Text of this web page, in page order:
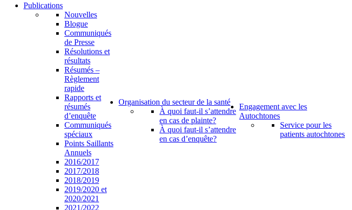
Publications
Nouvelles
Blogue
Communiqués
de Presse
Résolutions et
résultats
Résumés –
Règlement
rapide
Rapports et
résumés
d’enquête
Communiqués
spéciaux
Points Saillants
Annuels
2016/2017
2017/2018
2018/2019
2019/2020 et
2020/2021
2021/2022
Organisation du secteur de la santé
À quoi faut-il s’attendre
en cas de plainte?
À quoi faut-il s’attendre
en cas d’enquête?
Engagement avec les
Autochtones
Service pour les
patients autochtones